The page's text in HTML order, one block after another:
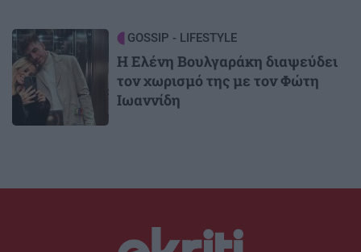
Image GOSSIP - LIFESTYLE
Η Ελένη Βουλγαράκη διαψεύδει
τον χωρισμό της με τον Φώτη
Ιωαννίδη